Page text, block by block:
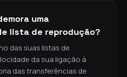
uma
lista de reprodução?
das suas listas de
da sua ligação à
das transferências de